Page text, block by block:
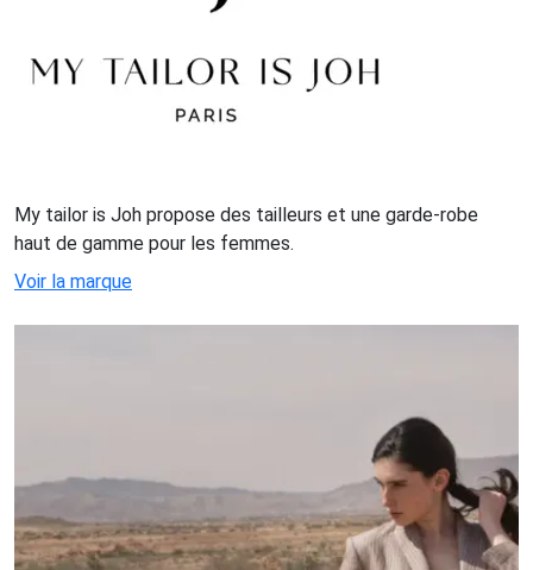
My tailor is Joh propose des tailleurs et une garde-robe
haut de gamme pour les femmes.
Voir la marque